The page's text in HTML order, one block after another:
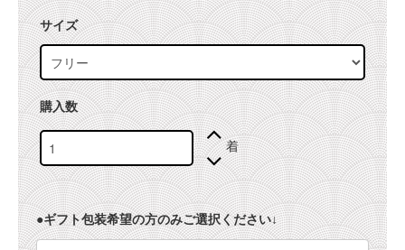
サイズ
購入数
着
●ギフト包装希望の方のみご選択ください↓